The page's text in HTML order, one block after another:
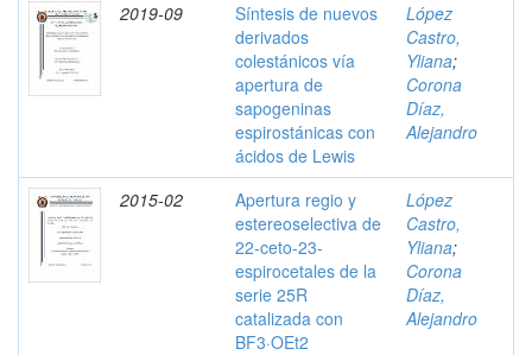
2019-09
Síntesis de nuevos
derivados
colestánicos vía
apertura de
sapogeninas
espirostánicas con
ácidos de Lewis
López
Castro,
Yliana;
Corona
Díaz,
Alejandro
2015-02
Apertura regio y
estereoselectiva de
22-ceto-23-
espirocetales de la
serie 25R
catalizada con
BF3·OEt2
López
Castro,
Yliana;
Corona
Díaz,
Alejandro